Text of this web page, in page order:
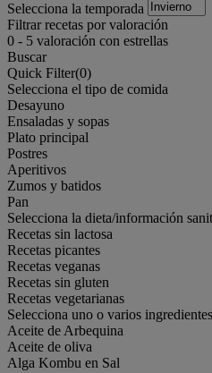
Selecciona la temporada
Filtrar recetas por valoración
0 - 5 valoración con estrellas
Buscar
Quick Filter(0)
Selecciona el tipo de comida
Desayuno
Ensaladas y sopas
Plato principal
Postres
Aperitivos
Zumos y batidos
Pan
Selecciona la dieta/información
Recetas sin lactosa
Recetas picantes
Recetas veganas
Recetas sin gluten
Recetas vegetarianas
Selecciona uno o varios ingredientes
Aceite de Arbequina
Aceite de oliva
Alga Kombu en Sal